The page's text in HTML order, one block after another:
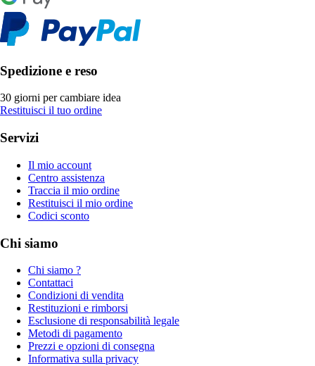
Spedizione e reso
30 giorni per cambiare idea
Restituisci il tuo ordine
Servizi
Il mio account
Centro assistenza
Traccia il mio ordine
Restituisci il mio ordine
Codici sconto
Chi siamo
Chi siamo ?
Contattaci
Condizioni di vendita
Restituzioni e rimborsi
Esclusione di responsabilità legale
Metodi di pagamento
Prezzi e opzioni di consegna
Informativa sulla privacy